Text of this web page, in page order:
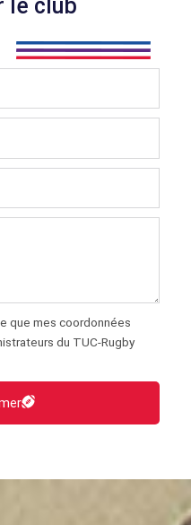
le club
que mes coordonnées
du TUC-Rugby